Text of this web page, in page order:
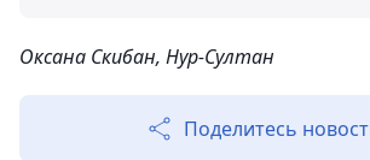
Оксана Скибан, Нур-Султан
Поделитесь